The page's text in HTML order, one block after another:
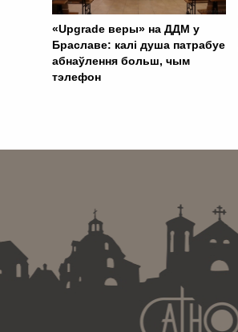
«Upgrade веры» на ДДМ у
Браславе: калі душа патрабуе
абнаўлення больш, чым
тэлефон